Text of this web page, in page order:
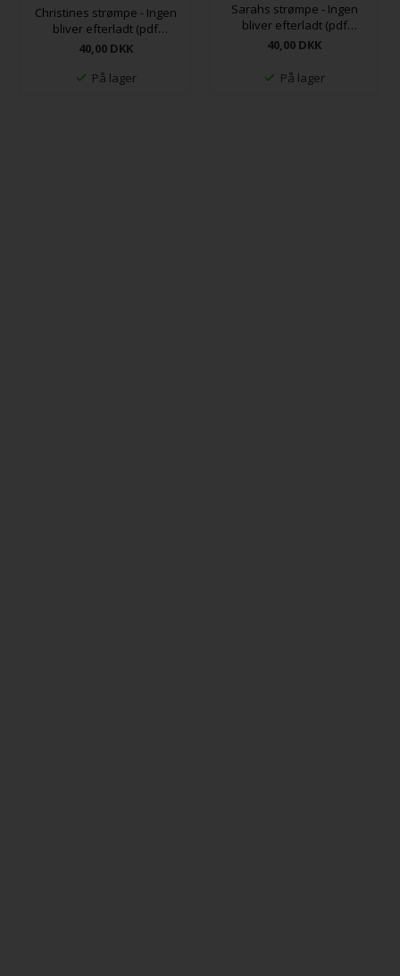
Christines strømpe - Ingen
bliver efterladt (pdf
opskrift)
40,00 DKK
På lager
Sarahs strømpe - Ingen
bliver efterladt (pdf
opskrift)
40,00 DKK
På lager